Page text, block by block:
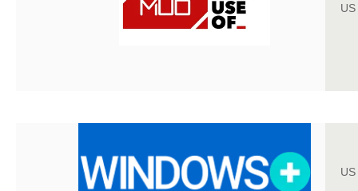
US
US